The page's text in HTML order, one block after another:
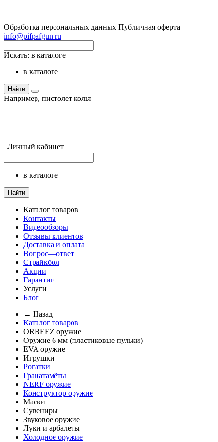
Обработка персональных данных Публичная оферта
info@pifpafgun.ru
Искать: в каталоге
в каталоге
Найти
Например, пистолет кольт
Личный кабинет
в каталоге
Найти
Каталог товаров
Контакты
Видеообзоры
Отзывы клиентов
Доставка и оплата
Вопрос—ответ
Страйкбол
Акции
Гарантии
Услуги
Блог
← Назад
Каталог товаров
ORBEEZ оружие
Оружие 6 мм (пластиковые пульки)
EVA оружие
Игрушки
Рогатки
Гранатамёты
NERF оружие
Конструктор оружие
Маски
Сувениры
Звуковое оружие
Луки и арбалеты
Холодное оружие